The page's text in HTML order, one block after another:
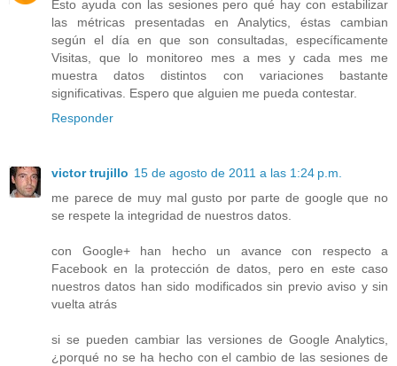
Esto ayuda con las sesiones pero qué hay con estabilizar
las métricas presentadas en Analytics, éstas cambian
según el día en que son consultadas, específicamente
Visitas, que lo monitoreo mes a mes y cada mes me
muestra datos distintos con variaciones bastante
significativas. Espero que alguien me pueda contestar.
Responder
victor trujillo 15 de agosto de 2011 a las 1:24 p.m.
me parece de muy mal gusto por parte de google que no
se respete la integridad de nuestros datos.
con Google+ han hecho un avance con respecto a
Facebook en la protección de datos, pero en este caso
nuestros datos han sido modificados sin previo aviso y sin
vuelta atrás
si se pueden cambiar las versiones de Google Analytics,
¿porqué no se ha hecho con el cambio de las sesiones de